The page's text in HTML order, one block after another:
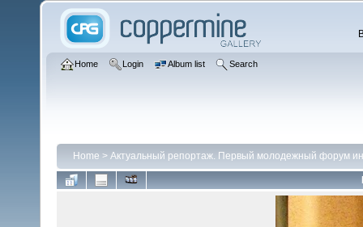
Home Login Album list Search
Home > Актуальный репортаж. Первый молодежный форум